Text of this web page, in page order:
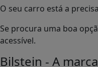
O seu carro está a
Se procura uma boa
acessível.
Bilstein - A